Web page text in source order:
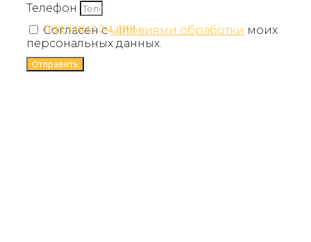
ПОД ЗАКАЗ 2-4 ДНЯ
Телефон
Согласен сусловиями обработки моих
персональных данных.
Отправить